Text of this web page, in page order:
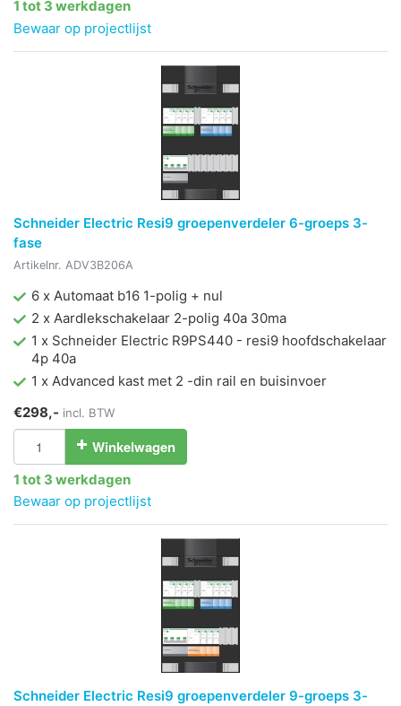
1 tot 3 werkdagen
Bewaar op projectlijst
Schneider Electric Resi9 groepenverdeler 6-groeps 3-
fase
Artikelnr. ADV3B206A
6 x Automaat b16 1-polig + nul
2 x Aardlekschakelaar 2-polig 40a 30ma
1 x Schneider Electric R9PS440 - resi9 hoofdschakelaar
4p 40a
1 x Advanced kast met 2 -din rail en buisinvoer
€298,- incl. BTW
Winkelwagen
1 tot 3 werkdagen
Bewaar op projectlijst
Schneider Electric Resi9 groepenverdeler 9-groeps 3-